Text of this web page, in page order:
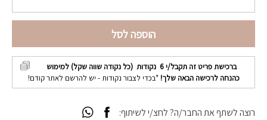
הוספה לסל
ברכישת פריט זה תקבל/י6 נקודות (כל נקודה שווה שקל) למימוש
כהנחה לרכישה הבאה שלך! *בכדי לצבור נקודות - יש להרשם לאתר קודם!
רוצה לשתף את החבר/ה? לחצ/י לשיתוף: